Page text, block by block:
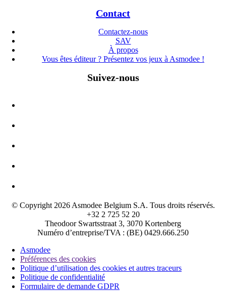
Contact
Contactez-nous
SAV
À propos
Vous êtes éditeur ? Présentez vos jeux à Asmodee !
Suivez-nous
© Copyright 2026 Asmodee Belgium S.A. Tous droits réservés.
+32 2 725 52 20
Theodoor Swartsstraat 3, 3070 Kortenberg
Numéro d’entreprise/TVA : (BE) 0429.666.250
Asmodee
Préférences des cookies
Politique d’utilisation des cookies et autres traceurs
Politique de confidentialité
Formulaire de demande GDPR